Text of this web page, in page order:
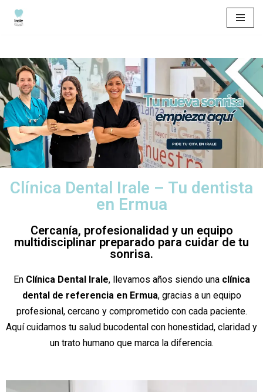
contenido
Clínica Dental Irale – Tu dentista
en Ermua
Cercanía, profesionalidad y un equipo
multidisciplinar preparado para cuidar de tu
sonrisa.
En Clínica Dental Irale, llevamos años siendo una clínica
dental de referencia en Ermua, gracias a un equipo
profesional, cercano y comprometido con cada paciente.
Aquí cuidamos tu salud bucodental con honestidad, claridad y
un trato humano que marca la diferencia.